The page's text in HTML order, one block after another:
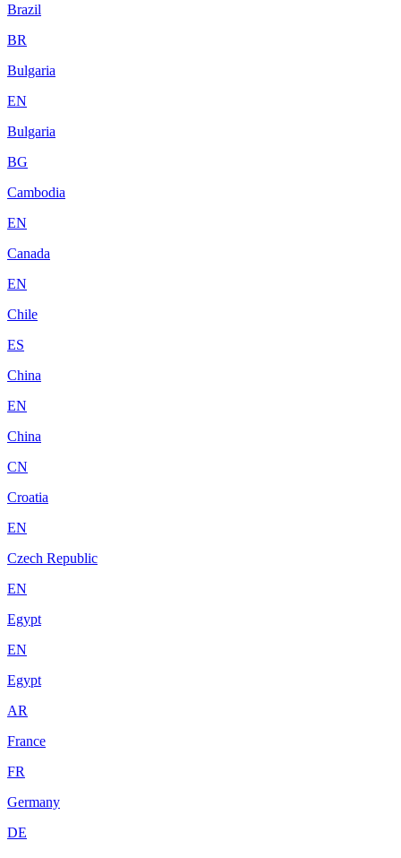
Brazil
BR
Bulgaria
EN
Bulgaria
BG
Cambodia
EN
Canada
EN
Chile
ES
China
EN
China
CN
Croatia
EN
Czech Republic
EN
Egypt
EN
Egypt
AR
France
FR
Germany
DE